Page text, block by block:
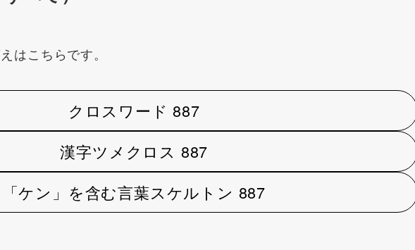
はこちらです。
クロスワード 887
漢字ツメクロス 887
「ケン」を含む言葉スケルトン 887